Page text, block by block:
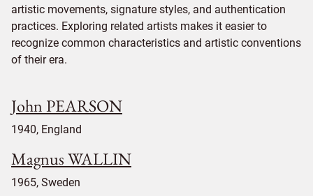
artistic movements, signature styles, and authentication
practices. Exploring related artists makes it easier to
recognize common characteristics and artistic conventions
of their era.
John PEARSON
1940, England
Magnus WALLIN
1965, Sweden